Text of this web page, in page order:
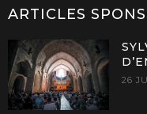
ARTICLES
26